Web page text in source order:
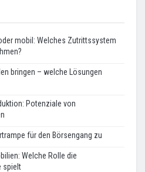
mobil: Welches Zutrittssystem
bringen – welche Lösungen
Potenziale von
für den Börsengang zu
Welche Rolle die
spielt